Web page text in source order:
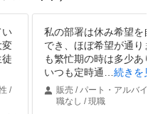
い
変
/
私の部署は休み希望を自
でき、ほぼ希望が通りま
も繁忙期の時は多少あり
いつも定時通
続きを見
販売 / パート・アルバイ
職なし / 現職